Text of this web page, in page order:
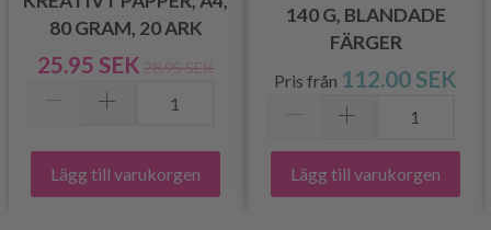
80 GRAM, 20 ARK
25.95 SEK 28.95 SEK
Lägg till varukorgen
140 G, BLANDADE
FÄRGER
Pris från 112.00 SEK
Lägg till varukorgen